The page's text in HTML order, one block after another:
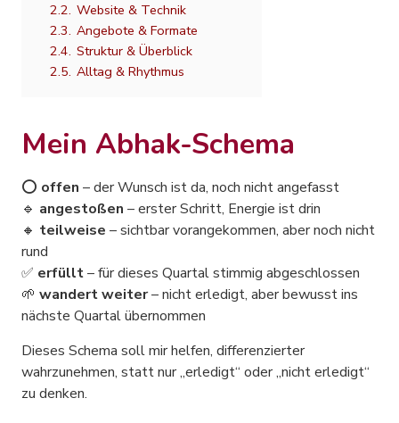
2.2. Website & Technik
2.3. Angebote & Formate
2.4. Struktur & Überblick
2.5. Alltag & Rhythmus
Mein Abhak-Schema
⭕ offen – der Wunsch ist da, noch nicht angefasst
🔹 angestoßen – erster Schritt, Energie ist drin
🔸 teilweise – sichtbar vorangekommen, aber noch nicht
rund
✅ erfüllt– für dieses Quartal stimmig abgeschlossen
🌱 wandert weiter– nicht erledigt, aber bewusst ins
nächste Quartal übernommen
Dieses Schema soll mir helfen, differenzierter
wahrzunehmen, statt nur „erledigt“ oder „nicht erledigt“
zu denken.